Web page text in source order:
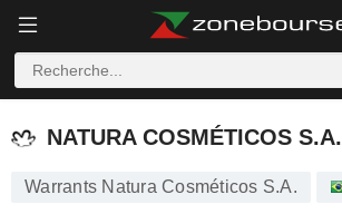
NATURA COSMÉTICOS S.A.
NATURA COSMÉTICOS S.A.
Warrants Natura Cosméticos S.A.